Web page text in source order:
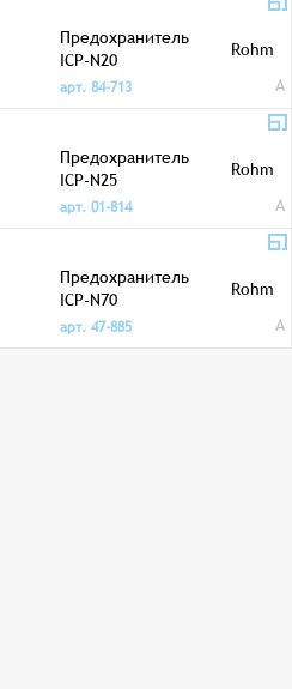
Предохранитель
ICP-N20
Rohm
арт. 84-713
A
Предохранитель
ICP-N25
Rohm
арт. 01-814
A
Предохранитель
ICP-N70
Rohm
арт. 47-885
A